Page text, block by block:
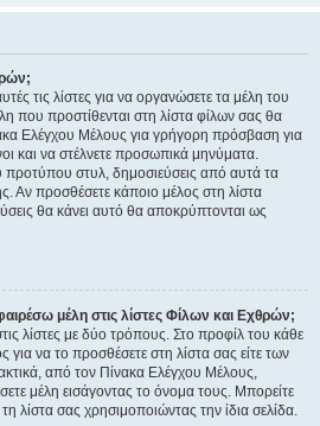
τις λίστες για να οργανώσετε τα μέλη του
που προστίθενται στη λίστα φίλων σας θα
Ελέγχου Μέλους για γρήγορη πρόσβαση για
και να στέλνετε προσωπικά μηνύματα.
στυλ, δημοσιεύσεις από αυτά τα
Αν προσθέσετε κάποιο μέλος στη λίστα
θα κάνει αυτό θα αποκρύπτονται ως
μέλη στις λίστες Φίλων και Εχθρών;
λίστες με δύο τρόπους. Στο προφίλ του κάθε
να το προσθέσετε στη λίστα σας είτε των
από τον Πίνακα Ελέγχου Μέλους,
μέλη εισάγοντας το όνομα τους. Μπορείτε
λίστα σας χρησιμοποιώντας την ίδια σελίδα.